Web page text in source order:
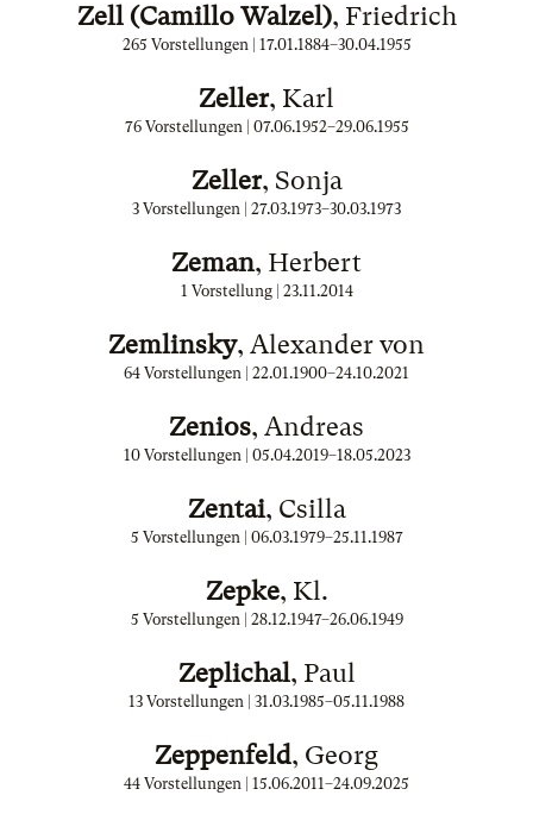
Zell (Camillo Walzel), Friedrich
265 Vorstellungen | 17.01.1884–30.04.1955
Zeller, Karl
76 Vorstellungen | 07.06.1952–29.06.1955
Zeller, Sonja
3 Vorstellungen | 27.03.1973–30.03.1973
Zeman, Herbert
1 Vorstellung | 23.11.2014
Zemlinsky, Alexander von
64 Vorstellungen | 22.01.1900–24.10.2021
Zenios, Andreas
10 Vorstellungen | 05.04.2019–18.05.2023
Zentai, Csilla
5 Vorstellungen | 06.03.1979–25.11.1987
Zepke, Kl.
5 Vorstellungen | 28.12.1947–26.06.1949
Zeplichal, Paul
13 Vorstellungen | 31.03.1985–05.11.1988
Zeppenfeld, Georg
44 Vorstellungen | 15.06.2011–24.09.2025